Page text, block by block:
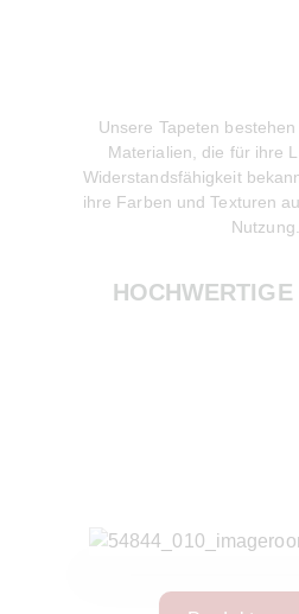
Unsere Tapeten
Materialien, die für ihre
Widerstandsfähigkeit
ihre Farben und Texturen
Nutzung.